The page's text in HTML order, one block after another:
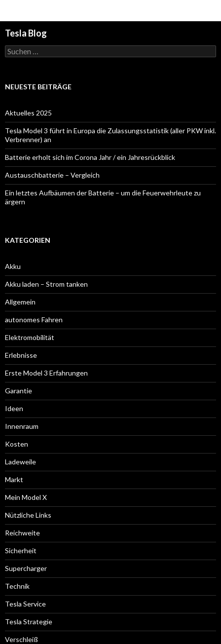
Tesla Blog
Suchen
nach:
NEUESTE BEITRÄGE
Aktuelles 2025
Tesla Model 3 führt in Europa die Zulassungsstatistik (aller PKW inkl.
Verbrenner) an
Batterie erholt sich im Corona Jahr / ein Jahresrückblick
Austauschbatterie – Vergleich
Ein letztes Aufbäumen der Batterie – um die Feuerwehrleute zu
ärgern
KATEGORIEN
Akku
Akku laden – Strom tanken
Allgemein
autonomes Fahren
Elektromobilität
Erlebnisse
Erste Model 3 Erfahrungen
Garantie
Ideen
Innenraum
Kosten
Ladeweile
Markt
Mein Model X
Nützliche Links
Reichweite
Sicherheit
Supercharger
Technik
Tesla Service
Tesla Strategie
Verschleiß